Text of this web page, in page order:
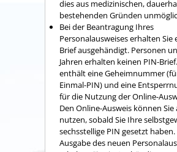
dies aus medizinischen,
bestehenden Gründen
Beider Beantragung Ihres
Personalausweiseserhalten Sie
Briefausgehändigt. Personen
Jahren erhalten keinen PIN-
enthält eineGeheimnummer
Einmal-PIN) und eine
für die Nutzung der Online-
Den Online-Ausweis können Sie
nutzen, sobald Sie Ihre
sechsstellige PIN gesetzt haben.
Ausgabe des neuen